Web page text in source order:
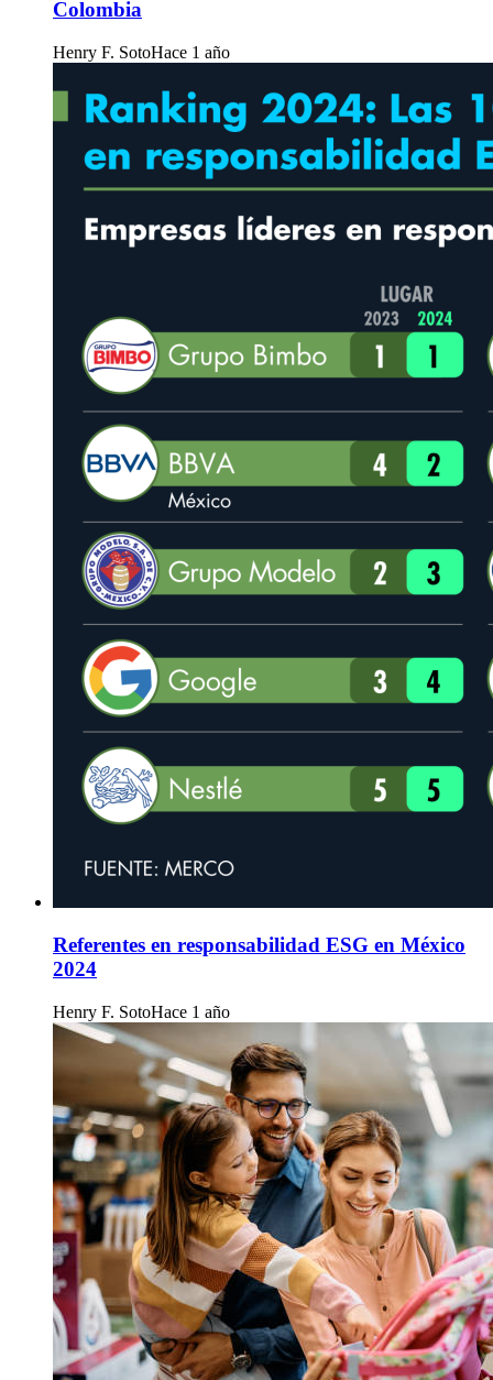
Colombia
Henry F. SotoHace 1 año
Referentes en responsabilidad ESG en México
2024
Henry F. SotoHace 1 año